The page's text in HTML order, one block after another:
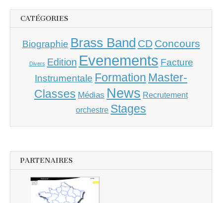
CATÉGORIES
Biographie Brass Band CD Concours
Divers Edition Evenements Facture
Instrumentale Formation Master-
Classes Médias News Recrutement
orchestre Stages
PARTENAIRES